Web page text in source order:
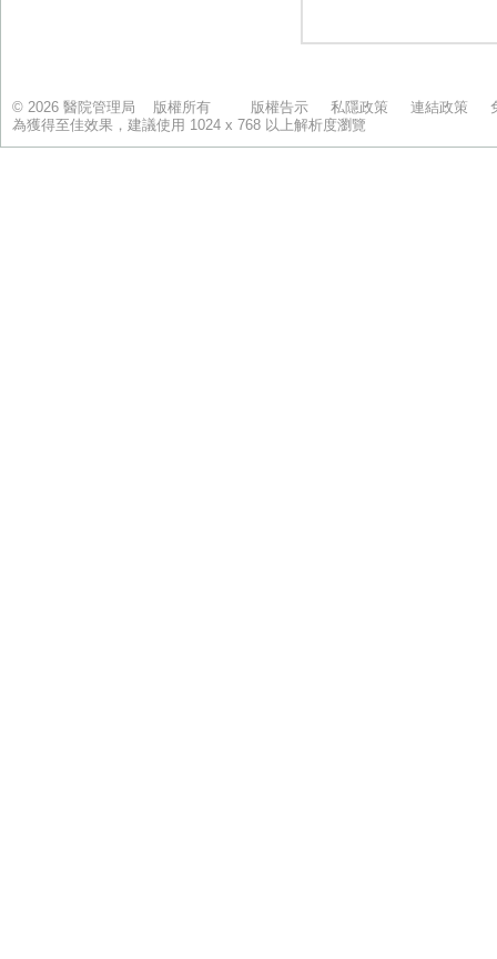
© 2026 醫院管理局 版權所有 版權告示 私隱政策 連結政策
為獲得至佳效果，建議使用 1024 x 768 以上解析度瀏覽